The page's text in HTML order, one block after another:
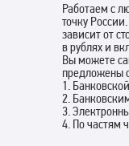
Работаем с
точку
зависит от
в рублях и
Вы можете
предложены
1.
2.
3.
4. По частям